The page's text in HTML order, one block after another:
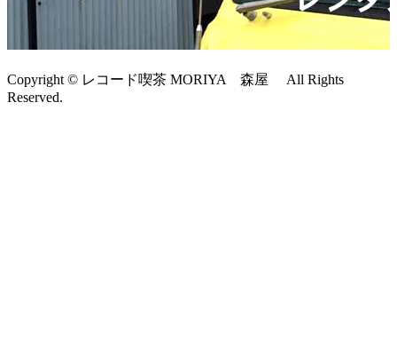
Copyright © レコード喫茶 MORIYA 森屋 All Rights
Reserved.